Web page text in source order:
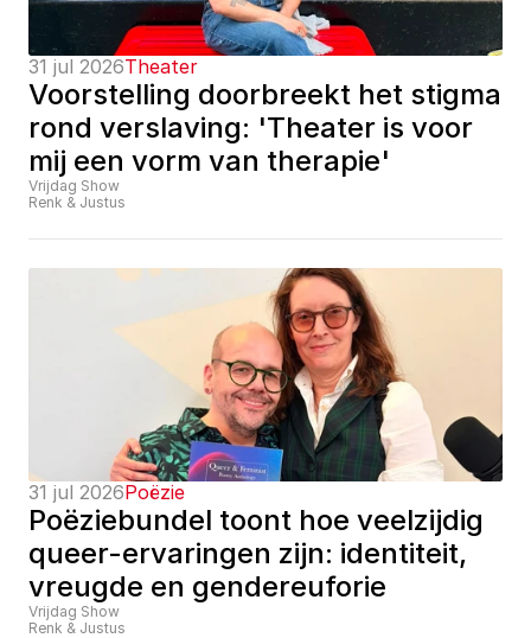
31 jul 2026Theater
Voorstelling doorbreekt het stigma
rond verslaving: 'Theater is voor
mij een vorm van therapie'
Vrijdag Show
Renk & Justus
31 jul 2026Poëzie
Poëziebundel toont hoe veelzijdig
queer-ervaringen zijn: identiteit,
vreugde en gendereuforie
Vrijdag Show
Renk & Justus